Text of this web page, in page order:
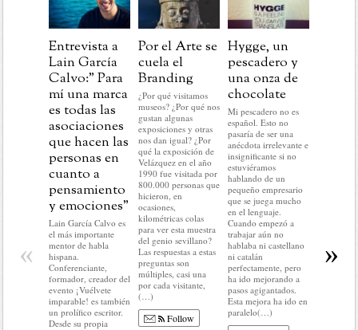
Entrevista a
Lain García
Calvo:” Para
mí una marca
es todas las
asociaciones
que hacen las
personas en
cuanto a
pensamiento
y emociones”
Lain García Calvo es
el más importante
mentor de habla
hispana.
Conferenciante,
formador, creador del
evento ¡Vuélvete
imparable! es también
un prolífico escritor.
Desde su propia
Por el Arte se
cuela el
Branding
¿Por qué visitamos
museos? ¿Por qué nos
gustan algunas
exposiciones y otras
nos dan igual? ¿Por
qué la exposición de
Velázquez en el año
1990 fue visitada por
800.000 personas que
hicieron, en
ocasiones,
kilométricas colas
para ver esta muestra
del genio sevillano?
Las respuestas a estas
preguntas son
múltiples, casi una
por cada visitante,
(…)
Follow
Hygge, un
pescadero y
una onza de
chocolate
Mi pescadero no es
español. Esto no
pasaría de ser una
anécdota irrelevante e
insignificante si no
estuviéramos
hablando de un
pequeño empresario
que se juega mucho
en el lenguaje.
Cuando empezó a
trabajar aún no
hablaba ni castellano
ni catalán
perfectamente, pero
ha ido mejorando a
pasos agigantados.
Esta mejora ha ido en
paralelo(…)
llegar.
no voy a
« »